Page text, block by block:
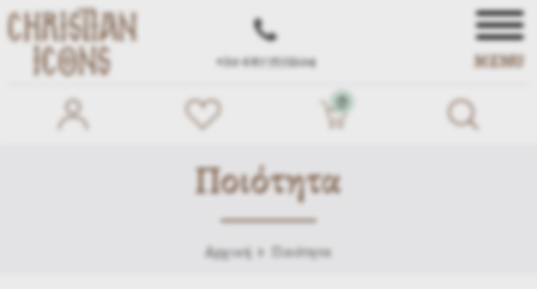
+30 697 7572104 MENU
0
Ποιότητα
Αρχική Ποιότητα